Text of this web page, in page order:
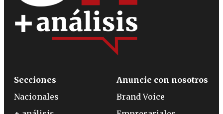
Secciones
Nacionales
Anuncie con nosotros
Brand Voice